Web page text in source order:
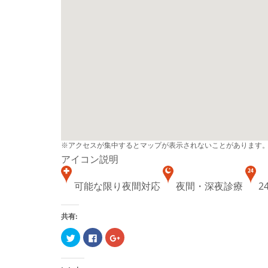
※アクセスが集中するとマップが表示されないことがあります。
アイコン説明
可能な限り夜間対応 夜間・深夜診療
共有:
ク
リ
ク
Facebook
で
ク
リ